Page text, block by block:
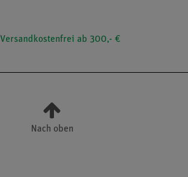
Versandkostenfrei ab 300,- €
Nach oben